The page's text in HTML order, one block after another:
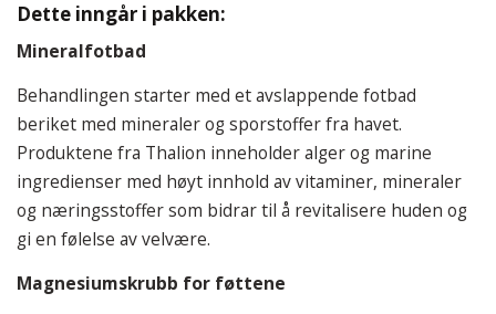
Dette inngår i pakken:
Mineralfotbad
Behandlingen starter med et avslappende fotbad
beriket med mineraler og sporstoffer fra havet.
Produktene fra Thalion inneholder alger og marine
ingredienser med høyt innhold av vitaminer, mineraler
og næringsstoffer som bidrar til å revitalisere huden og
gi en følelse av velvære.
Magnesiumskrubb for føttene